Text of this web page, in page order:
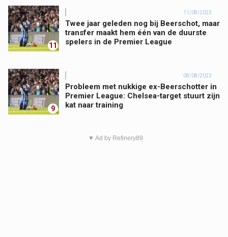
11
11/08/2023
Twee jaar geleden nog bij Beerschot, maar
transfer maakt hem één van de duurste
spelers in de Premier League
9
08/08/2023
Probleem met nukkige ex-Beerschotter in
Premier League: Chelsea-target stuurt zijn
kat naar training
▼ Ad by Refinery89